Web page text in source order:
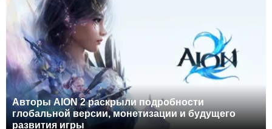
Авторы AION 2 раскрыли подробности
глобальной версии, монетизации и будущего
развития игры